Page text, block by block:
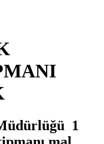
1